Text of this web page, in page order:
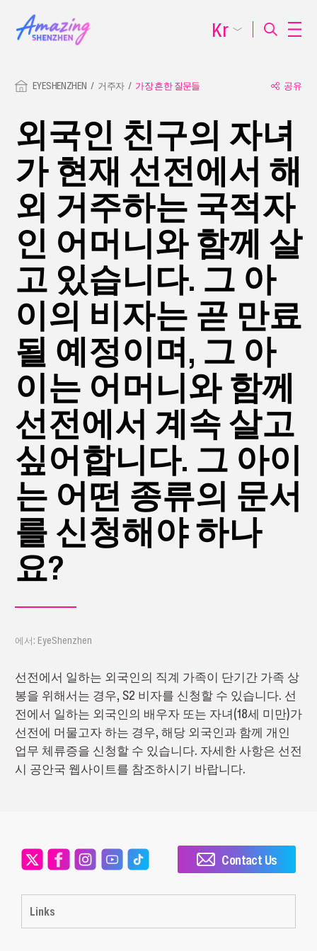
EYESHENZHEN 거주자 가장 흔한 질문들 공유
외국인 친구의 자녀
가 현재 선전에서 해
외 거주하는 국적자
인 어머니와 함께 살
고 있습니다. 그 아
이의 비자는 곧 만료
될 예정이며, 그 아
이는 어머니와 함께
선전에서 계속 살고
싶어합니다. 그 아이
는 어떤 종류의 문서
를 신청해야 하나
요?
에서: EyeShenzhen
선전에서 일하는 외국인의 직계 가족이 단기간 가족 상
봉을 위해서는 경우, S2 비자를 신청할 수 있습니다. 선
전에서 일하는 외국인의 배우자 또는 자녀(18세 미만)가
선전에 머물고자 하는 경우, 해당 외국인과 함께 개인
업무 체류증을 신청할 수 있습니다. 자세한 사항은 선전
시 공안국 웹사이트를 참조하시기 바랍니다.
Kr
Links
Contact Us